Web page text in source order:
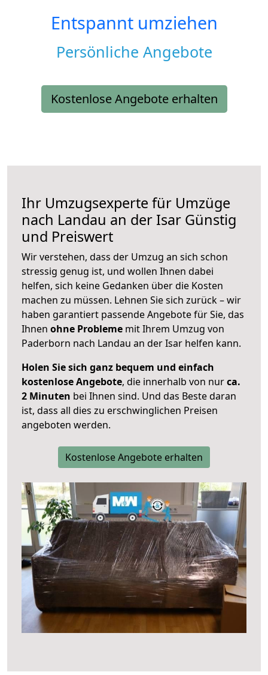
Entspannt umziehen
Persönliche Angebote
Kostenlose Angebote erhalten
Ihr Umzugsexperte für Umzüge
nach Landau an der Isar Günstig
und Preiswert
Wir verstehen, dass der Umzug an sich schon
stressig genug ist, und wollen Ihnen dabei
helfen, sich keine Gedanken über die Kosten
machen zu müssen. Lehnen Sie sich zurück – wir
haben garantiert passende Angebote für Sie, das
Ihnen ohne Probleme mit Ihrem Umzug von
Paderborn nach Landau an der Isar helfen kann.
Holen Sie sich ganz bequem und einfach
kostenlose Angebote, die innerhalb von nurca.
2 Minuten bei Ihnen sind. Und das Beste daran
ist, dass all dies zu erschwinglichen Preisen
angeboten werden.
Kostenlose Angebote erhalten